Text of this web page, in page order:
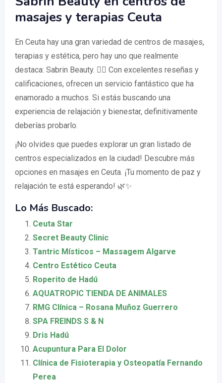
masajes y terapias Ceuta
En Ceuta hay una gran variedad de centros de masajes,
terapias y estética, pero hay uno que realmente
destaca: Sabrin Beauty. 💆‍♀️ Con excelentes reseñas y
calificaciones, ofrecen un servicio fantástico que ha
enamorado a muchos. Si estás buscando una
experiencia de relajación y bienestar, definitivamente
deberías probarlo.
¡No olvides que puedes explorar un gran listado de
centros especializados en la ciudad! Descubre más
opciones en masajes en Ceuta. ¡Tu momento de paz y
relajación te está esperando! 🌿✨
Lo Más Buscado:
Ceuta Star
Secret Beauty Clinic
Tantric Místicos – Massagem Algarve
Centro Estético Ceuta
Roperito de Hadú
AQUATROPIC TIENDA DE ANIMALES
RMG Clínica – Rosana Muñoz Guerrero
SPA FREINDS S & N
Dris Hadú
Acupuntura Para El Dolor
Clínica de Fisioterapia y Osteopatía Fernando
Perea